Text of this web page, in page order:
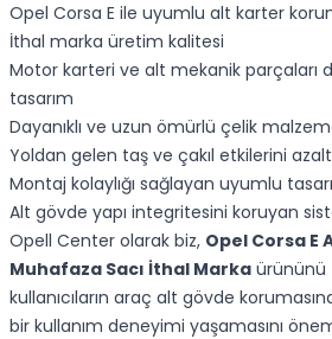
Opel Corsa E ile uyumlu alt karter
İthal marka üretim kalitesi
Motor karteri ve alt mekanik parçaları
tasarım
Dayanıklı ve uzun ömürlü çelik
Yoldan gelen taş ve çakıl etkilerini
Montaj kolaylığı sağlayan uyumlu
Alt gövde yapı integritesini koruyan
Opell Center olarak biz, Opel Corsa E
Muhafaza Sacı İthal Marka ürününü
kullanıcıların araç alt gövde
bir kullanım deneyimi yaşamasını